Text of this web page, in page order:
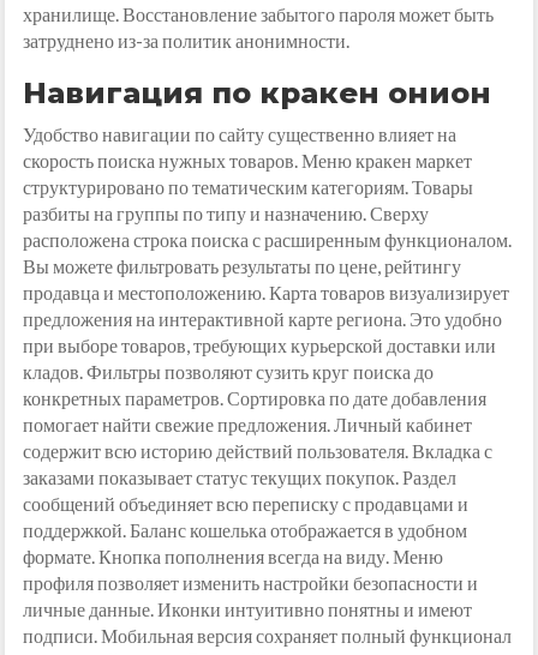
хранилище. Восстановление забытого пароля может быть
затруднено из-за политик анонимности.
Навигация по кракен онион
Удобство навигации по сайту существенно влияет на
скорость поиска нужных товаров. Меню кракен маркет
структурировано по тематическим категориям. Товары
разбиты на группы по типу и назначению. Сверху
расположена строка поиска с расширенным функционалом.
Вы можете фильтровать результаты по цене, рейтингу
продавца и местоположению. Карта товаров визуализирует
предложения на интерактивной карте региона. Это удобно
при выборе товаров, требующих курьерской доставки или
кладов. Фильтры позволяют сузить круг поиска до
конкретных параметров. Сортировка по дате добавления
помогает найти свежие предложения. Личный кабинет
содержит всю историю действий пользователя. Вкладка с
заказами показывает статус текущих покупок. Раздел
сообщений объединяет всю переписку с продавцами и
поддержкой. Баланс кошелька отображается в удобном
формате. Кнопка пополнения всегда на виду. Меню
профиля позволяет изменить настройки безопасности и
личные данные. Иконки интуитивно понятны и имеют
подписи. Мобильная версия сохраняет полный функционал